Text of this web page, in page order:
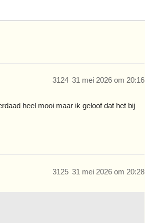
31 mei 2026 om 20:16
3124
heel mooi maar ik geloof dat het bij
31 mei 2026 om 20:28
3125